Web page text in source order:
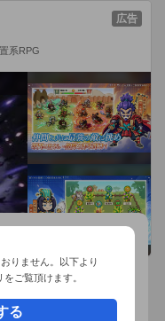
電源をOFFにし、しば
系RPG
広告
りません。以下より
ご覧頂けます。
る